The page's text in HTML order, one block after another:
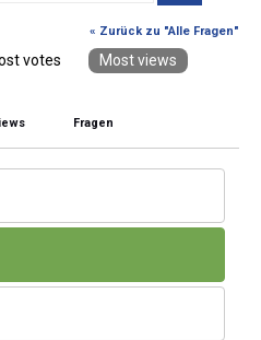
« Zurück zu "Alle Fragen"
votes Most views
Fragen